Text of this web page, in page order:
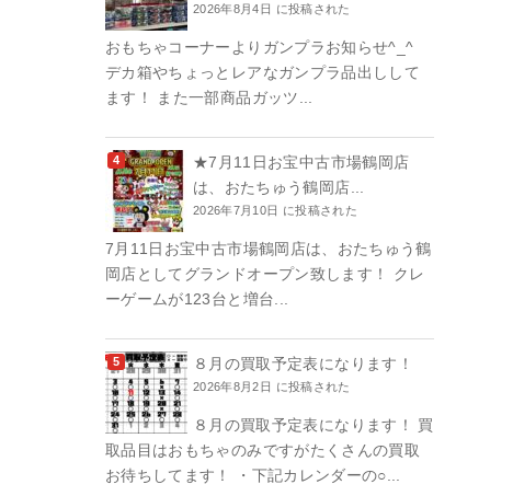
2026年8月4日 に投稿された
おもちゃコーナーよりガンプラお知らせ^_^
デカ箱やちょっとレアなガンプラ品出しして
ます！ また一部商品ガッツ...
★7月11日お宝中古市場鶴岡店
は、おたちゅう鶴岡店...
2026年7月10日 に投稿された
7月11日お宝中古市場鶴岡店は、おたちゅう鶴
岡店としてグランドオープン致します！ クレ
ーゲームが123台と増台...
８月の買取予定表になります！
2026年8月2日 に投稿された
８月の買取予定表になります！ 買
取品目はおもちゃのみですがたくさんの買取
お待ちしてます！ ・下記カレンダーの○...